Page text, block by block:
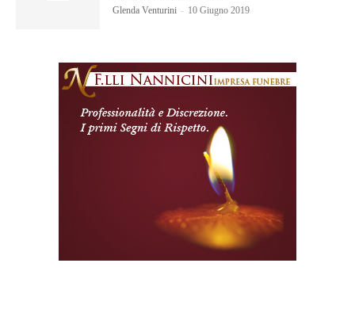
Glenda Venturini - 10 Giugno 2019